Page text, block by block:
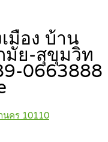
มือง บ้าน
มัย-สุขุมวิท
0663888
นคร 10110